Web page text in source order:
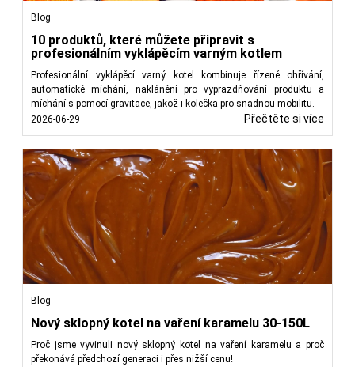
Blog
10 produktů, které můžete připravit s
profesionálním vyklápěcím varným kotlem
Profesionální vyklápěcí varný kotel kombinuje řízené ohřívání,
automatické míchání, naklánění pro vyprazdňování produktu a
míchání s pomocí gravitace, jakož i kolečka pro snadnou mobilitu.
2026-06-29
Přečtěte si více
Blog
Nový sklopný kotel na vaření karamelu 30-150L
Proč jsme vyvinuli nový sklopný kotel na vaření karamelu a proč
překonává předchozí generaci i přes nižší cenu!